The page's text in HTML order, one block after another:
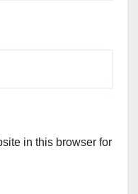
in this browser for